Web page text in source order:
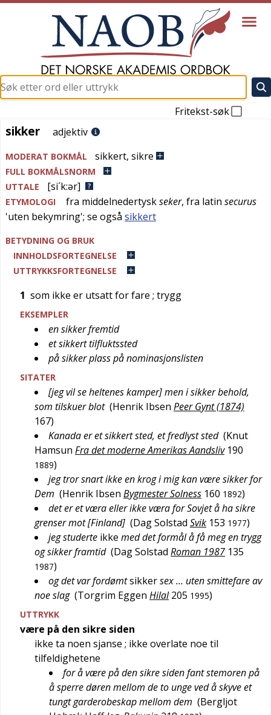
Fritekst-søk
sikker
sikker adjektiv
MODERAT BOKMÅL sikkert, sikre
FULL BOKMÅLSNORM
UTTALE
[si´k:ər]
ETYMOLOGI fra middelnedertyskseker, fra latin securus
'uten bekymring'; se også sikkert
BETYDNING OG BRUK
INNHOLDSFORTEGNELSE
UTTRYKKSFORTEGNELSE
1 som ikke er utsatt for fare ; trygg
EKSEMPLER
en sikker fremtid
et sikkert tilfluktssted
på sikker plass på nominasjonslisten
SITATER
[jeg vil se heltenes kamper] men i sikker behold,
som tilskuer blot (Henrik Ibsen Peer Gynt (1874)
167)
Kanada er et sikkert sted, et fredlyst sted (Knut
Hamsun Fra det moderne Amerikas Aandsliv 190
1889)
jeg tror snart ikke en krog i mig kan være sikker for
Dem (Henrik Ibsen Bygmester Solness 160 1892)
det er et væra eller ikke væra for Sovjet å ha sikre
grenser mot [Finland] (Dag Solstad Svik 153 1977)
jeg studerte ikke med det formål å få meg en trygg
og sikker framtid (Dag Solstad Roman 1987 135
1987)
og det var fordømtsikkersex … uten smittefare av
noe slag (Torgrim Eggen Hilal 205 1995)
UTTRYKK
være på den sikre siden
ikke ta noen sjanse ; ikke overlate noe til
tilfeldighetene
for å være på den sikre siden fant stemoren på
å sperre døren mellom de to unge ved å skyve et
tungt garderobeskap mellom dem (Bergljot